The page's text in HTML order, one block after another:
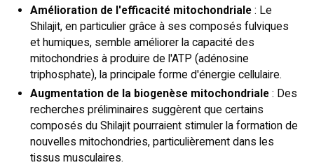
Amélioration de l'efficacité mitochondriale : Le
Shilajit, en particulier grâce à ses composés fulviques
et humiques, semble améliorer la capacité des
mitochondries à produire de l'ATP (adénosine
triphosphate), la principale forme d'énergie cellulaire.
Augmentation de la biogenèse mitochondriale : Des
recherches préliminaires suggèrent que certains
composés du Shilajit pourraient stimuler la formation de
nouvelles mitochondries, particulièrement dans les
tissus musculaires.